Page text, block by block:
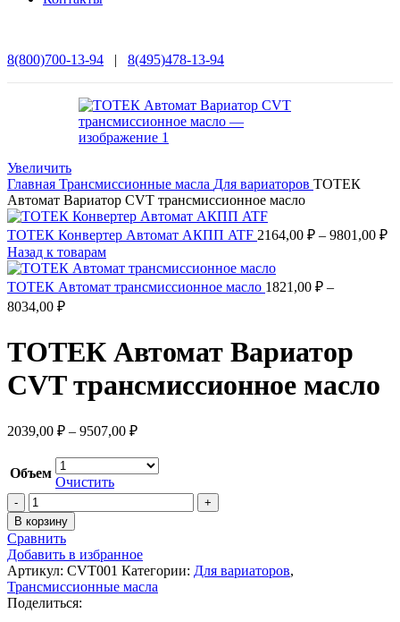
8(800)700-13-94 | 8(495)478-13-94
Увеличить
Главная Трансмиссионные масла Для вариаторов ТОТЕК
Автомат Вариатор CVT трансмиссионное масло
ТОТЕК Конвертер Автомат АКПП ATF 2164,00 ₽ – 9801,00 ₽
Назад к товарам
ТОТЕК Автомат трансмиссионное масло 1821,00 ₽ –
8034,00 ₽Диапазон
8034,00 ₽
ТОТЕК Автомат Вариатор
CVT трансмиссионное масло
2039,00 ₽ – 9507,00 ₽Диапазон
2039,00 ₽
–
9507,00 ₽
Объем
Очистить
Количество
товара
ТОТЕК
Автомат
Вариатор
CVT
трансмиссионное
масло
В корзину
Сравнить
Добавить в избранное
Артикул: CVT001 Категории: Для вариаторов,
Трансмиссионные масла
Поделиться: